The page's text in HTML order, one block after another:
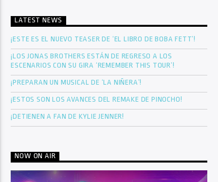
LATEST NEWS
¡ESTE ES EL NUEVO TEASER DE ‘EL LIBRO DE BOBA FETT’!
¡LOS JONAS BROTHERS ESTÁN DE REGRESO A LOS
ESCENARIOS CON SU GIRA ‘REMEMBER THIS TOUR’!
¡PREPARAN UN MUSICAL DE ‘LA NIÑERA’!
¡ESTOS SON LOS AVANCES DEL REMAKE DE PINOCHO!
¡DETIENEN A FAN DE KYLIE JENNER!
NOW ON AIR